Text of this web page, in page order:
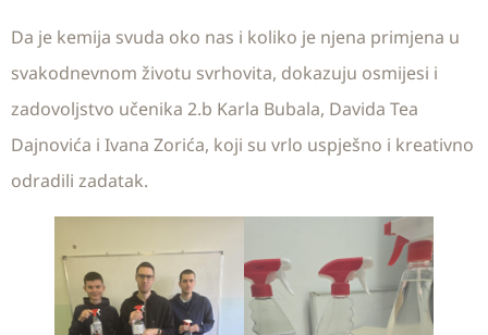
Da je kemija svuda oko nas i koliko je njena primjena u
svakodnevnom životu svrhovita, dokazuju osmijesi i
zadovoljstvo učenika 2.b Karla Bubala, Davida Tea
Dajnovića i Ivana Zorića, koji su vrlo uspješno i kreativno
odradili zadatak.